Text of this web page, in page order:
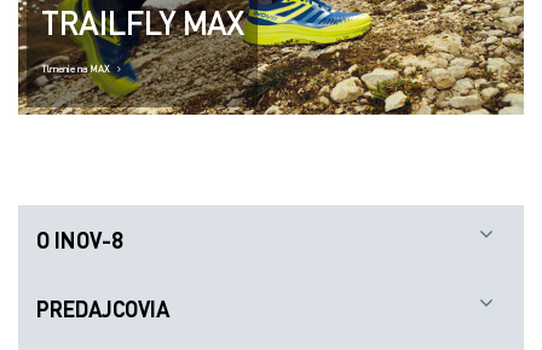
TRAILFLY MAX
Tlmenie na MAX
O INOV-8
PREDAJCOVIA